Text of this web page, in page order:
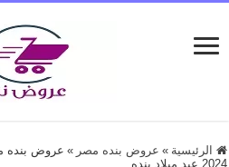
الرئيسية » عروض بنده مصر »
2024 عيد ميلاد بنده